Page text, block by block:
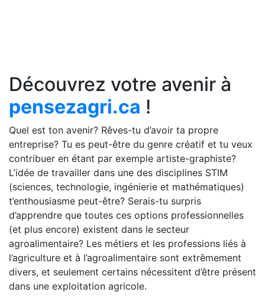
Découvrez votre avenir à
pensezagri.ca !
Quel est ton avenir? Rêves-tu d’avoir ta propre
entreprise? Tu es peut-être du genre créatif et tu veux
contribuer en étant par exemple artiste-graphiste?
L’idée de travailler dans une des disciplines STIM
(sciences, technologie, ingénierie et mathématiques)
t’enthousiasme peut-être? Serais-tu surpris
d’apprendre que toutes ces options professionnelles
(et plus encore) existent dans le secteur
agroalimentaire? Les métiers et les professions liés à
l’agriculture et à l’agroalimentaire sont extrêmement
divers, et seulement certains nécessitent d’être présent
dans une exploitation agricole.